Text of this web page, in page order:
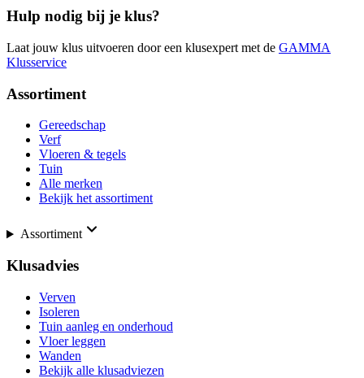
Hulp nodig bij je klus?
Laat jouw klus uitvoeren door een klusexpert met de GAMMA
Klusservice
Assortiment
Gereedschap
Verf
Vloeren & tegels
Tuin
Alle merken
Bekijk het assortiment
Assortiment
Klusadvies
Verven
Isoleren
Tuin aanleg en onderhoud
Vloer leggen
Wanden
Bekijk alle klusadviezen